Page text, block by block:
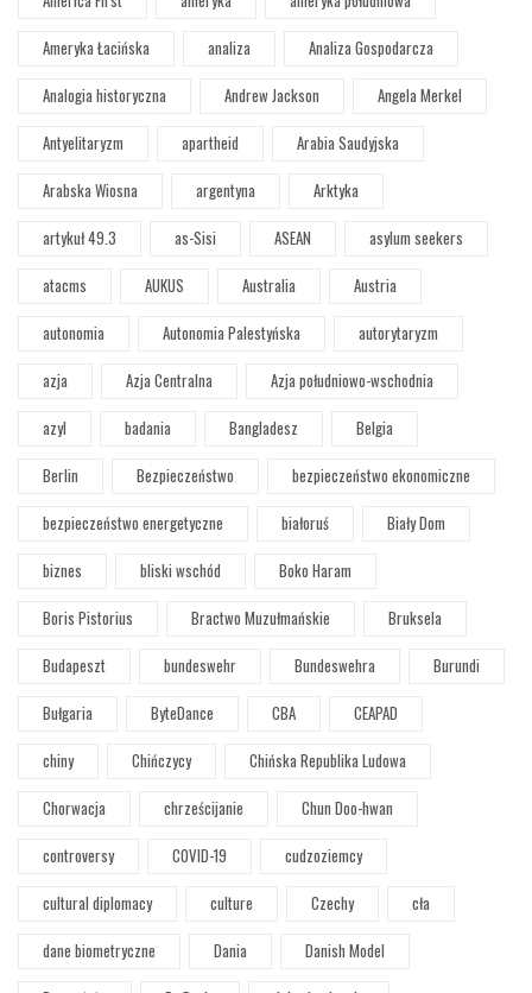
Ameryka Łacińska
analiza
Analiza Gospodarcza
Analogia historyczna
Andrew Jackson
Angela Merkel
Antyelitaryzm
apartheid
Arabia Saudyjska
Arabska Wiosna
argentyna
Arktyka
artykuł 49.3
as-Sisi ASEAN
asylum seekers
atacms
AUKUS Australia
Austria
autonomia
Autonomia Palestyńska
autorytaryzm
azja
Azja Centralna
Azja południowo-wschodnia
azyl
badania Bangladesz
Belgia
Berlin
Bezpieczeństwo
bezpieczeństwo ekonomiczne
bezpieczeństwo energetyczne
białoruś
Biały Dom
biznes
bliski wschód
Boko Haram
Boris Pistorius
Bractwo Muzułmańskie
Bruksela
Budapeszt
bundeswehr Bundeswehra
Burundi
Bułgaria
ByteDance CBA
CEAPAD
chiny
Chińczycy
Chińska Republika Ludowa
Chorwacja
chrześcijanie
Chun Doo-hwan
controversy
COVID-19
cudzoziemcy
cultural diplomacy
culture Czechy
cła
dane biometryczne
Dania
Danish Model